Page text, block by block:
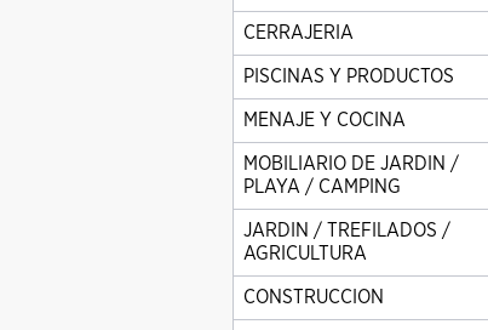
CERRAJERIA
PISCINAS Y PRODUCTOS
MENAJE Y COCINA
MOBILIARIO DE JARDIN /
PLAYA / CAMPING
JARDIN / TREFILADOS /
AGRICULTURA
CONSTRUCCION